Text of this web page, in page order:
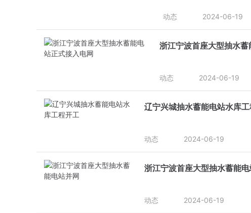
动态 2024-06-19
浙江宁波首座大型抽水
动态 2024-06-19
辽宁兴城抽水蓄能电站水库
动态 2024-06-19
浙江宁波首座大型抽水蓄能电
动态 2024-06-19